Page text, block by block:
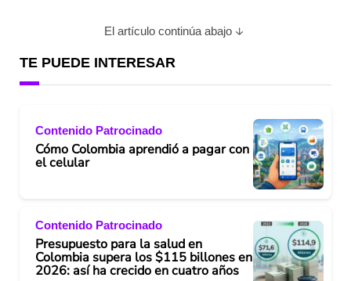
El artículo continúa abajo
TE PUEDE INTERESAR
Contenido Patrocinado
Cómo Colombia aprendió a pagar con
el celular
Contenido Patrocinado
Presupuesto para la salud en
Colombia supera los $115 billones en
2026: así ha crecido en cuatro años